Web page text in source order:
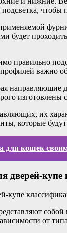
чтобы
будет
правильно
профилей
направляющие
их
которые
для кошек
купе
от